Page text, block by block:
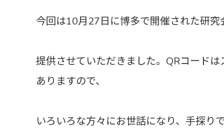
今回は10月27日に博多で開催された研
提供させていただきました。QRコード
ありますので、
いろいろな方々にお世話になり、手探り